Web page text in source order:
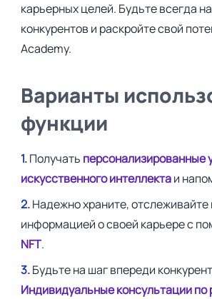
карьерных целей. Будьте всегда
конкурентов и раскройте свой
Academy.
Варианты
функции
1.Получать персонализированные
искусственного интеллектаи
2.Надежно храните, отслеживайте
информацией о своей карьере с
NFT.
3.Будьте на шаг впереди
Индивидуальные консультации по